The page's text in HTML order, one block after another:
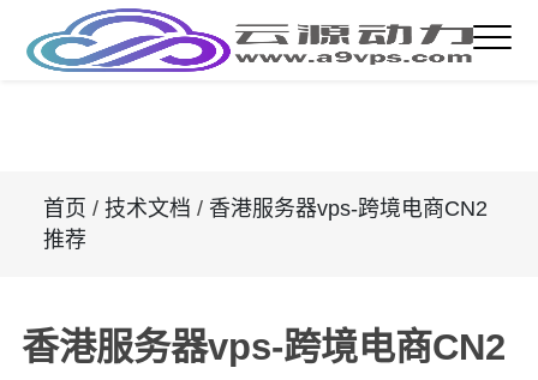
首页 / 技术文档 / 香港服务器vps-跨境电商CN2
推荐
香港服务器vps-跨境电商CN2